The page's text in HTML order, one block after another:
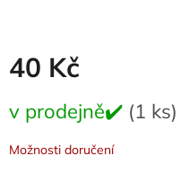
40 Kč
cena:
v prodejně✔️ (1 ks)
Možnosti doručení